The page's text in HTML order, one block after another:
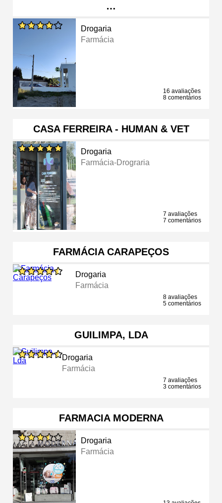
…
Drogaria
Farmácia
16 avaliações
8 comentários
CASA FERREIRA - HUMAN & VET
Drogaria
Farmácia-Drograria
7 avaliações
7 comentários
FARMÁCIA CARAPEÇOS
Drogaria
Farmácia
8 avaliações
5 comentários
GUILIMPA, LDA
Drogaria
Farmácia
7 avaliações
3 comentários
FARMACIA MODERNA
Drogaria
Farmácia